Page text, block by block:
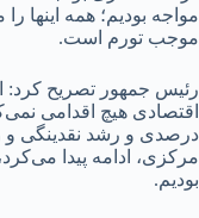
مواجه بودیم؛ همه اینها
موجب تورم است.
رئیس جمهور تصریح کرد:
درصدی و رشد نقدینگی و
مرکزی، ادامه پیدا
بودیم.